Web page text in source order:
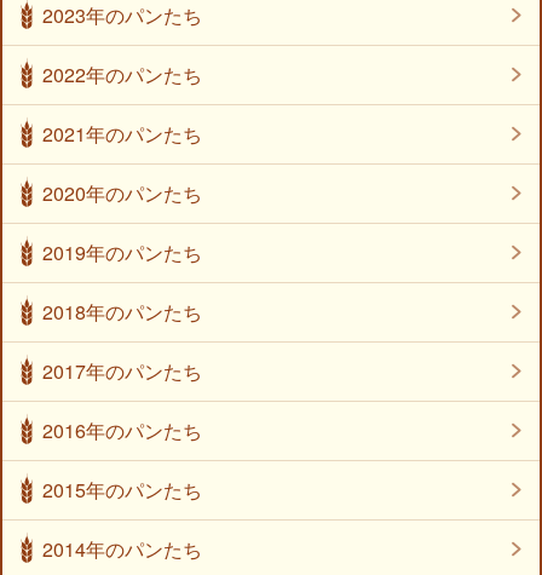
2023年のパンたち
2022年のパンたち
2021年のパンたち
2020年のパンたち
2019年のパンたち
2018年のパンたち
2017年のパンたち
2016年のパンたち
2015年のパンたち
2014年のパンたち